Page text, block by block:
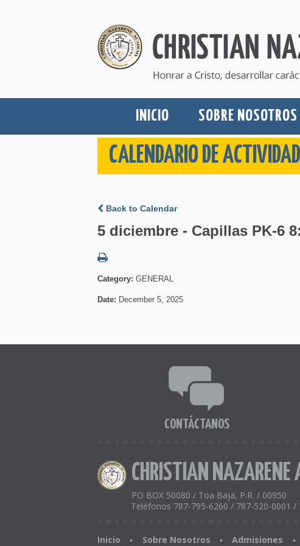
INICIO SOBRE NOSOTROS
CALENDARIO DE
Back to Calendar
5 diciembre - Capillas PK-6
Category: GENERAL
Date: December 5, 2025
CONTÁCTANOS
CHRISTIAN NAZARENE
PO BOX 50080 / Toa Baja, P.R. / 00950
Teléfonos 787-795-6260 / 787-520-0001
Inicio • Sobre Nosotros • Admisiones •